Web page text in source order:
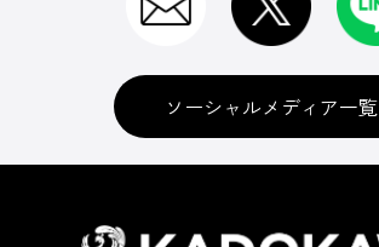
ソーシャルメディア一覧